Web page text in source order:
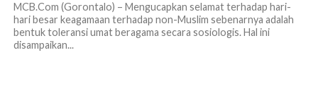
MCB.Com (Gorontalo) – Mengucapkan selamat terhadap hari-
hari besar keagamaan terhadap non-Muslim sebenarnya adalah
bentuk toleransi umat beragama secara sosiologis. Hal ini
disampaikan...